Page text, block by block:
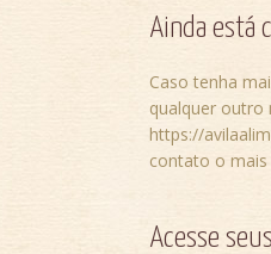
Ainda está
Caso tenha
qualquer outro
https://
contato o mais
Acesse